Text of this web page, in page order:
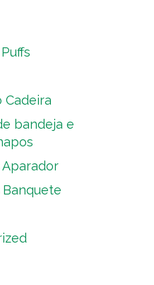
Cadeira
bandeja e
Aparador
Banquete